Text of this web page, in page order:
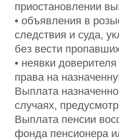
приостановлении
• объявления в
следствия и суда,
без вести
• неявки
права на
Выплата
случаях,
Выплата пенсии
фонда пенсионера